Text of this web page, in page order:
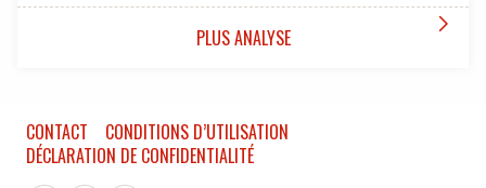
PLUS ANALYSE 
CONTACT
CONDITIONS D’UTILISATION
DÉCLARATION DE CONFIDENTIALITÉ